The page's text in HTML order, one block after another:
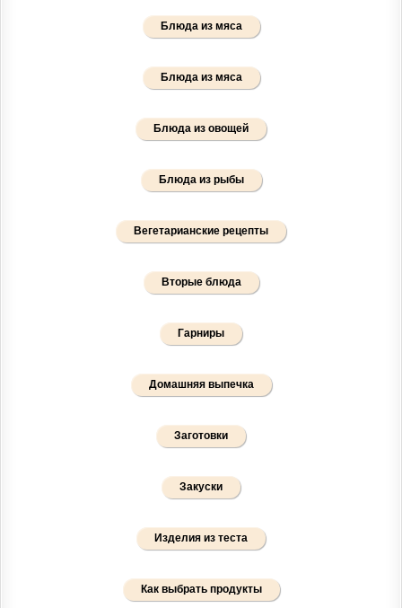
Блюда из мяса
Блюда из мяса
Блюда из овощей
Блюда из рыбы
Вегетарианские рецепты
Вторые блюда
Гарниры
Домашняя выпечка
Заготовки
Закуски
Изделия из теста
Как выбрать продукты